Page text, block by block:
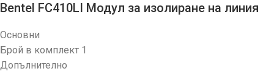
Bentel FC410LI Модул за изолиране на линия
Основни
Брой в комплект 1
Допълнително